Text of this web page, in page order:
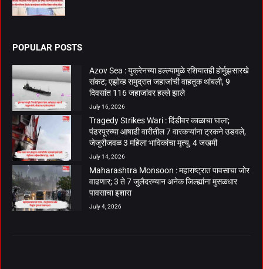
POPULAR POSTS
Azov Sea : युक्रेनच्या हल्ल्यामुळे रशियातही होर्मुझसारखे
संकट; एझोव्ह समुद्रात जहाजांची वाहतूक थांबली, 9
दिवसांत 116 जहाजांवर हल्ले झाले
July 16, 2026
Tragedy Strikes Wari : दिंडीवर काळाचा घाला;
पंढरपूरच्या आषाढी वारीतील 7 वारकऱ्यांना ट्रकने उडवले,
जेजुरीजवळ 3 महिला भाविकांचा मृत्यू, 4 जखमी
July 14, 2026
Maharashtra Monsoon : महाराष्ट्रात पावसाचा जोर
वाढणार; 3 ते 7 जुलैदरम्यान अनेक जिल्ह्यांना मुसळधार
पावसाचा इशारा
July 4, 2026